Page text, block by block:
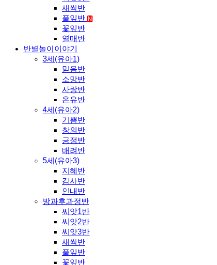
새싹반
풀잎반 N
꽃잎반
열매반
반별놀이이야기
3세(유아1)
믿음반
소망반
사랑반
온유반
4세(유아2)
기쁨반
창의반
긍정반
배려반
5세(유아3)
지혜반
감사반
인내반
방과후과정반
씨앗1반
씨앗2반
씨앗3반
새싹반
풀잎반
꽃잎반